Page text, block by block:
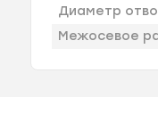
Диаметр
Межосевое